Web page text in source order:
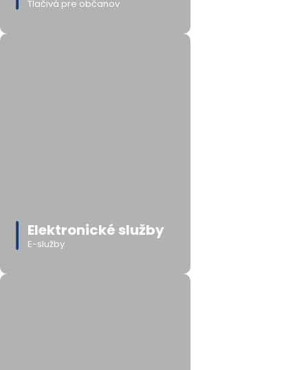
Tlačivá pre občanov
Elektronické služby
E-služby